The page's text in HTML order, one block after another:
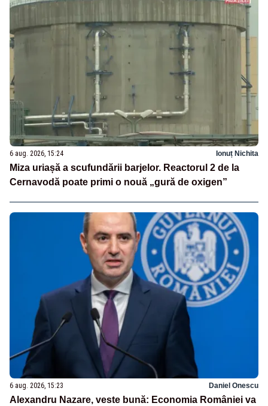
6 aug. 2026, 15:24 Ionuț Nichita
Miza uriașă a scufundării barjelor. Reactorul 2 de la
Cernavodă poate primi o nouă „gură de oxigen”
6 aug. 2026, 15:23 Daniel Onescu
Alexandru Nazare, veste bună: Economia României va